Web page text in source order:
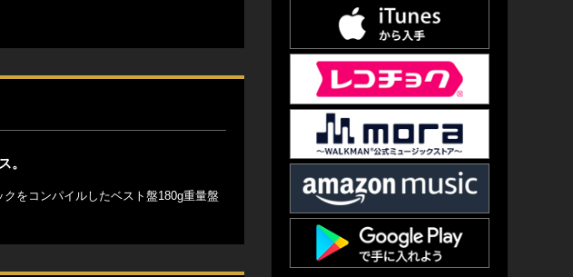
。
をコンパイルしたベスト盤180g重量盤